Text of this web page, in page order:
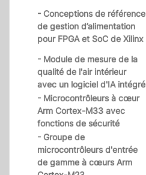
- Conceptions de référence
de gestion d’alimentation
pour FPGA et SoC de Xilinx
- Module de mesure de la
qualité de l'air intérieur
avec un logiciel d'IA intégré
- Microcontrôleurs à cœur
Arm Cortex-M33 avec
fonctions de sécurité
- Groupe de
microcontrôleurs d'entrée
de gamme à cœurs Arm